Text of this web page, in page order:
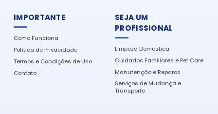
IMPORTANTE
Como Funciona
Política de Privacidade
Termos e Condições de Uso
Contato
SEJA UM
PROFISSIONAL
Limpeza Doméstica
Cuidados Familiares e Pet Care
Manutenção e Reparos
Serviços de Mudança e
Transporte